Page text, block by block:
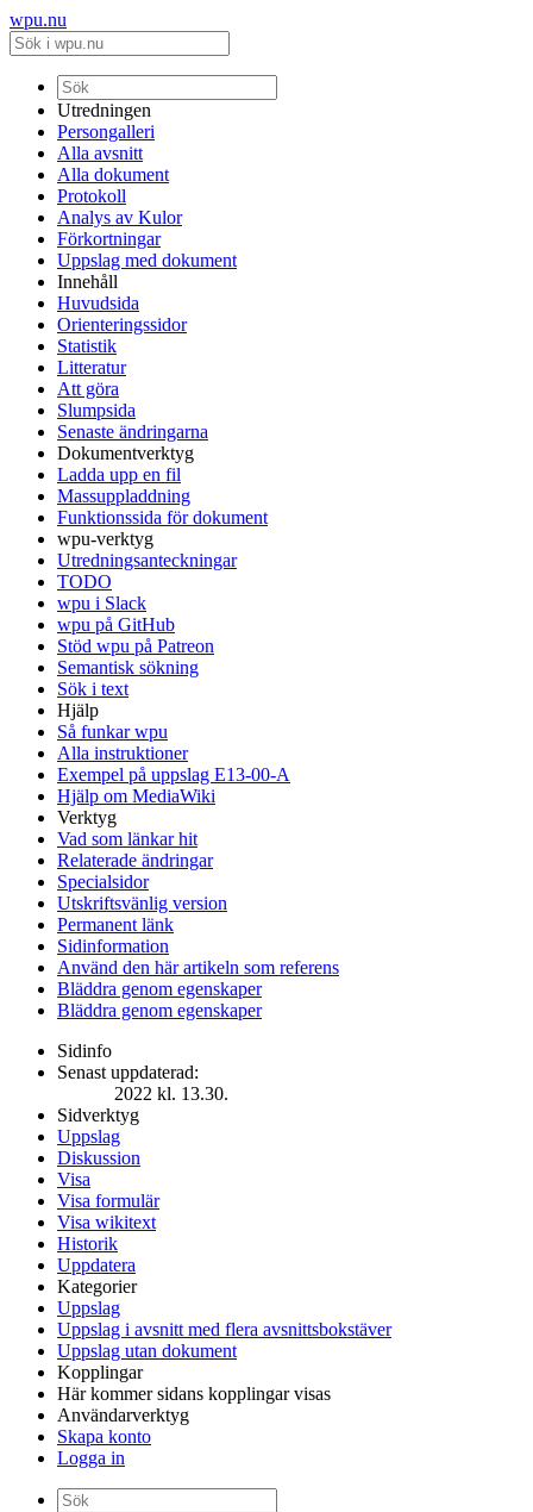
wpu.nu
Utredningen
Persongalleri
Alla avsnitt
Alla dokument
Protokoll
Analys av Kulor
Förkortningar
Uppslag med dokument
Innehåll
Huvudsida
Orienteringssidor
Statistik
Litteratur
Att göra
Slumpsida
Senaste ändringarna
Dokumentverktyg
Ladda upp en fil
Massuppladdning
Funktionssida för dokument
wpu-verktyg
Utredningsanteckningar
TODO
wpu i Slack
wpu på GitHub
Stöd wpu på Patreon
Semantisk sökning
Sök i text
Hjälp
Så funkar wpu
Alla instruktioner
Exempel på uppslag E13-00-A
Hjälp om MediaWiki
Verktyg
Vad som länkar hit
Relaterade ändringar
Specialsidor
Utskriftsvänlig version
Permanent länk
Sidinformation
Använd den här artikeln som referens
Bläddra genom egenskaper
Bläddra genom egenskaper
Sidinfo
Senast uppdaterad:
2022 kl. 13.30.
Sidverktyg
Uppslag
Diskussion
Visa
Visa formulär
Visa wikitext
Historik
Uppdatera
Kategorier
Uppslag
Uppslag i avsnitt med flera avsnittsbokstäver
Uppslag utan dokument
Kopplingar
Här kommer sidans kopplingar visas
Användarverktyg
Skapa konto
Logga in